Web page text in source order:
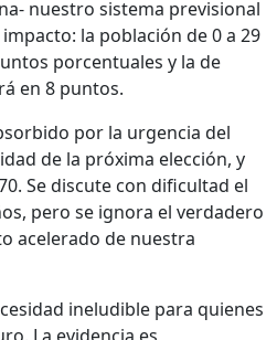
nuestro sistema previsional
la población de 0 a 29
porcentuales y la de
en 8 puntos.
por la urgencia del
de la próxima elección, y
Se discute con dificultad el
pero se ignora el verdadero
acelerado de nuestra
ineludible para quienes